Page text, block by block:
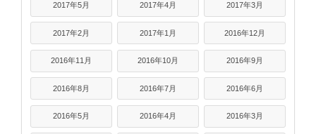
2017年5月 2017年4月 2017年3月
2017年2月 2017年1月 2016年12月
2016年11月 2016年10月 2016年9月
2016年8月 2016年7月 2016年6月
2016年5月 2016年4月 2016年3月